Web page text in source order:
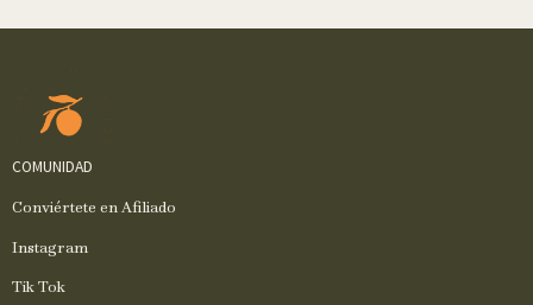
COMUNIDAD
Conviértete en Afiliado
Instagram
Tik Tok